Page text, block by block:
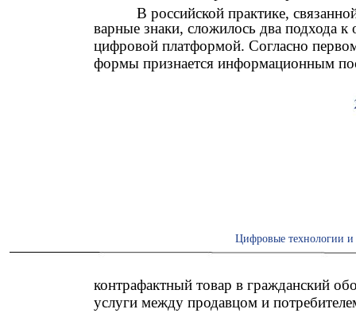
В российской практике,
варные знаки, сложилось два подхода
цифровой платформой. Согласно
формы признается информационным
Цифровые технологии и
контрафактный товар в гражданский
услуги между продавцом и